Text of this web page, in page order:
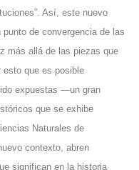
Así, este nuevo
de convergencia de las
más allá de las piezas que
esto que es posible
expuestas —un gran
que se exhibe
Naturales de
contexto, abren
significan en la historia